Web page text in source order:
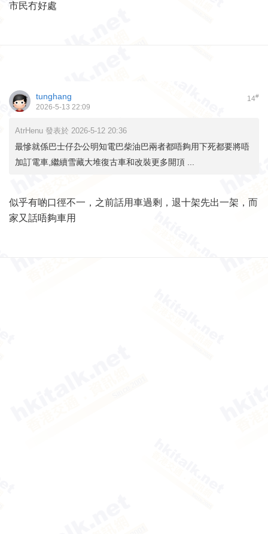
市民冇好處
14#
tunghang
2026-5-13 22:09
AtrHenu 發表於 2026-5-12 20:36
最慘就係巴士仔厹公明知電巴柴油巴兩者都唔夠用下死都要將唔
加訂電車,繼續雪藏大堆復古車和改裝更多開頂 ...
似乎有啲口徑不一，之前話用車過剩，退十架先出一架，而
家又話唔夠車用